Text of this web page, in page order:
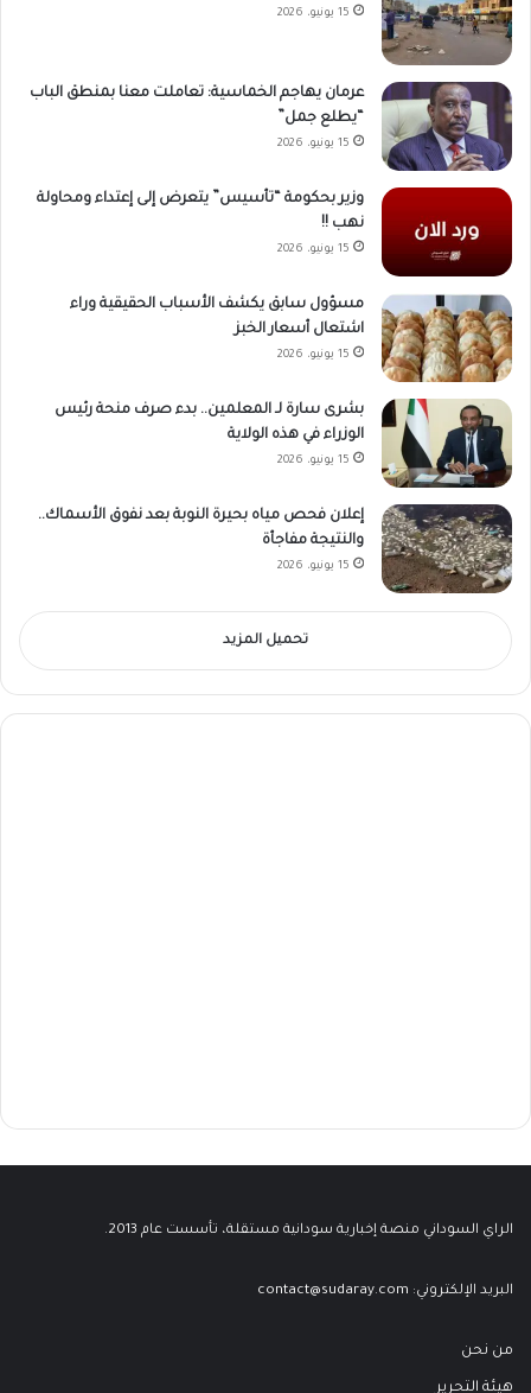
15 يونيو، 2026
عرمان يهاجم الخماسية: تعاملت معنا بمنطق الباب
“يطلع جمل”
15 يونيو، 2026
وزير بحكومة “تأسيس” يتعرض إلى إعتداء ومحاولة
نهب !!
15 يونيو، 2026
مسؤول سابق يكشف الأسباب الحقيقية وراء
اشتعال أسعار الخبز
15 يونيو، 2026
بشرى سارة لـ المعلمين.. بدء صرف منحة رئيس
الوزراء في هذه الولاية
15 يونيو، 2026
إعلان فحص مياه بحيرة النوبة بعد نفوق الأسماك..
والنتيجة مفاجأة
15 يونيو، 2026
تحميل المزيد
الراي السوداني منصة إخبارية سودانية مستقلة، تأسست عام 2013.
البريد الإلكتروني: contact@sudaray.com
من نحن
هيئة التحرير